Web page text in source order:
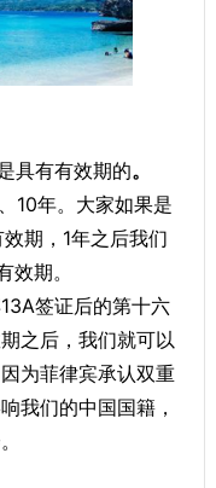
具有有效期的。
10年。大家如果是
期，1年之后我们
期。
签证后的第十六
之后，我们就可以
为菲律宾承认双重
我们的中国国籍，